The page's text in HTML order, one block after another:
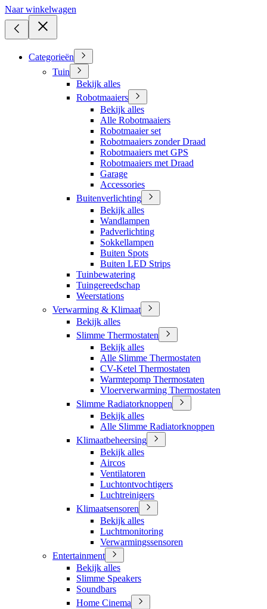
Naar winkelwagen
Categorieën
Tuin
Bekijk alles
Robotmaaiers
Bekijk alles
Alle Robotmaaiers
Robotmaaier set
Robotmaaiers zonder Draad
Robotmaaiers met GPS
Robotmaaiers met Draad
Garage
Accessories
Buitenverlichting
Bekijk alles
Wandlampen
Padverlichting
Sokkellampen
Buiten Spots
Buiten LED Strips
Tuinbewatering
Tuingereedschap
Weerstations
Verwarming & Klimaat
Bekijk alles
Slimme Thermostaten
Bekijk alles
Alle Slimme Thermostaten
CV-Ketel Thermostaten
Warmtepomp Thermostaten
Vloerverwarming Thermostaten
Slimme Radiatorknoppen
Bekijk alles
Alle Slimme Radiatorknoppen
Klimaatbeheersing
Bekijk alles
Aircos
Ventilatoren
Luchtontvochtigers
Luchtreinigers
Klimaatsensoren
Bekijk alles
Luchtmonitoring
Verwarmingssensoren
Entertainment
Bekijk alles
Slimme Speakers
Soundbars
Home Cinema